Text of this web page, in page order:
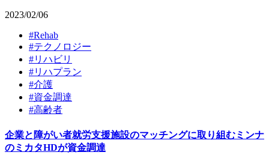
2023/02/06
#Rehab
#テクノロジー
#リハビリ
#リハプラン
#介護
#資金調達
#高齢者
企業と障がい者就労支援施設のマッチングに取り組むミンナ
のミカタHDが資金調達